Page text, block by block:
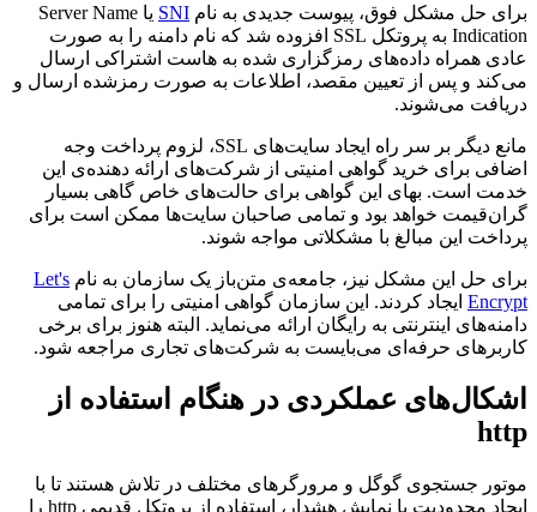
برای حل مشکل فوق، پیوست جدیدی به نام SNI
یا Server Name
Indication به پروتکل SSL افزوده شد که نام دامنه را به صورت
عادی همراه داده‌های رمزگزاری شده به هاست اشتراکی ارسال
می‌کند و پس از تعیین مقصد، اطلاعات به صورت رمزشده ارسال و
دریافت می‌شوند.
مانع دیگر بر سر راه ایجاد سایت‌های SSL، لزوم پرداخت وجه
اضافی برای خرید گواهی امنیتی از شرکت‌های ارائه دهنده‌ی این
خدمت است. بهای این گواهی برای حالت‌های خاص گاهی بسیار
گران‌قیمت خواهد بود و تمامی صاحبان سایت‌ها ممکن است برای
پرداخت این مبالغ با مشکلاتی مواجه شوند.
برای حل این مشکل نیز، جامعه‌ی متن‌باز یک سازمان به نام Let's
Encrypt ایجاد کردند. این سازمان گواهی امنیتی را برای تمامی
دامنه‌های اینترنتی به رایگان ارائه می‌نماید. البته هنوز برای برخی
کاربرهای حرفه‌ای می‌بایست به شرکت‌های تجاری مراجعه شود.
اشکال‌های عملکردی در هنگام استفاده از
http
موتور جستجوی گوگل و مرورگرهای مختلف در تلاش هستند تا با
ایجاد محدودیت یا نمایش هشدار، استفاده از پروتکل قدیمی http را